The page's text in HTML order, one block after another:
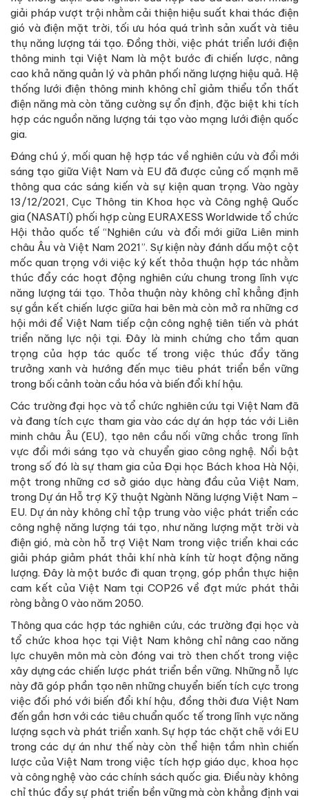
giải pháp vượt trội nhằm cải thiện hiệu suất khai thác điện
gió và điện mặt trời, tối ưu hóa quá trình sản xuất và tiêu
thụ năng lượng tái tạo. Đồng thời, việc phát triển lưới điện
thông minh tại Việt Nam là một bước đi chiến lược, nâng
cao khả năng quản lý và phân phối năng lượng hiệu quả. Hệ
thống lưới điện thông minh không chỉ giảm thiểu tổn thất
điện năng mà còn tăng cường sự ổn định, đặc biệt khi tích
hợp các nguồn năng lượng tái tạo vào mạng lưới điện quốc
gia.
Đáng chú ý, mối quan hệ hợp tác về nghiên cứu và đổi mới
sáng tạo giữa Việt Nam và EU đã được củng cố mạnh mẽ
thông qua các sáng kiến và sự kiện quan trọng. Vào ngày
13/12/2021, Cục Thông tin Khoa học và Công nghệ Quốc
gia (NASATI) phối hợp cùng EURAXESS Worldwide tổ chức
Hội thảo quốc tế “Nghiên cứu và đổi mới giữa Liên minh
châu Âu và Việt Nam 2021”. Sự kiện này đánh dấu một cột
mốc quan trọng với việc ký kết thỏa thuận hợp tác nhằm
thúc đẩy các hoạt động nghiên cứu chung trong lĩnh vực
năng lượng tái tạo. Thỏa thuận này không chỉ khẳng định
sự gắn kết chiến lược giữa hai bên mà còn mở ra những cơ
hội mới để Việt Nam tiếp cận công nghệ tiên tiến và phát
triển năng lực nội tại. Đây là minh chứng cho tầm quan
trọng của hợp tác quốc tế trong việc thúc đẩy tăng
trưởng xanh và hướng đến mục tiêu phát triển bền vững
trong bối cảnh toàn cầu hóa và biến đổi khí hậu.
Các trường đại học và tổ chức nghiên cứu tại Việt Nam đã
và đang tích cực tham gia vào các dự án hợp tác với Liên
minh châu Âu (EU), tạo nên cầu nối vững chắc trong lĩnh
vực đổi mới sáng tạo và chuyển giao công nghệ. Nổi bật
trong số đó là sự tham gia của Đại học Bách khoa Hà Nội,
một trong những cơ sở giáo dục hàng đầu của Việt Nam,
trong Dự án Hỗ trợ Kỹ thuật Ngành Năng lượng Việt Nam –
EU. Dự án này không chỉ tập trung vào việc phát triển các
công nghệ năng lượng tái tạo, như năng lượng mặt trời và
điện gió, mà còn hỗ trợ Việt Nam trong việc triển khai các
giải pháp giảm phát thải khí nhà kính từ hoạt động năng
lượng. Đây là một bước đi quan trọng, góp phần thực hiện
cam kết của Việt Nam tại COP26 về đạt mức phát thải
ròng bằng 0 vào năm 2050.
Thông qua các hợp tác nghiên cứu, các trường đại học và
tổ chức khoa học tại Việt Nam không chỉ nâng cao năng
lực chuyên môn mà còn đóng vai trò then chốt trong việc
xây dựng các chiến lược phát triển bền vững. Những nỗ lực
này đã góp phần tạo nên những chuyển biến tích cực trong
việc đối phó với biến đổi khí hậu, đồng thời đưa Việt Nam
đến gần hơn với các tiêu chuẩn quốc tế trong lĩnh vực năng
lượng sạch và phát triển xanh. Sự hợp tác chặt chẽ với EU
trong các dự án như thế này còn thể hiện tầm nhìn chiến
lược của Việt Nam trong việc tích hợp giáo dục, khoa học
và công nghệ vào các chính sách quốc gia. Điều này không
chỉ thúc đẩy sự phát triển bền vững mà còn khẳng định vai